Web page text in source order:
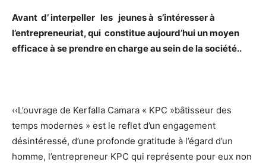
Avant d’ interpeller les jeunes à s’intéresser à
l’entrepreneuriat, qui constitue aujourd’hui un moyen
efficace à se prendre en charge au sein de la société..
‹‹L’ouvrage de Kerfalla Camara « KPC »bâtisseur des
temps modernes » est le reflet d’un engagement
désintéressé, d’une profonde gratitude à l’égard d’un
homme, l’entrepreneur KPC qui représente pour eux non